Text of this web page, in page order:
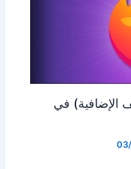
الإضافية) في